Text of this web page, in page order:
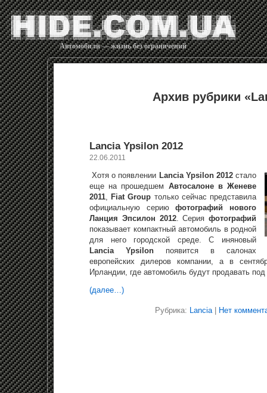
Автомобили — жизнь без ограничений
Архив рубрики
Lancia Ypsilon 2012
22.06.2011
Хотя о появлении Lancia Ypsilon 2012стало
еще на прошедшем Автосалоне в Женеве
2011, Fiat Group только сейчас представила
официальную сериюфотографий нового
Ланция Эпсилон 2012. Серия фотографий
показывает компактный автомобиль в родной
для него городской среде. С иняновый
Lancia Ypsilon появится в салонах
европейских дилеров компании, а в
Ирландии, где автомобиль будут продавать
(далее…)
Рубрика: Lancia| Нет